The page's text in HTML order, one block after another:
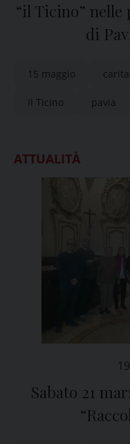
“il Ticino” nelle
di
15 maggio
Il Ticino pavia
ATTUALITÀ
Sabato 21